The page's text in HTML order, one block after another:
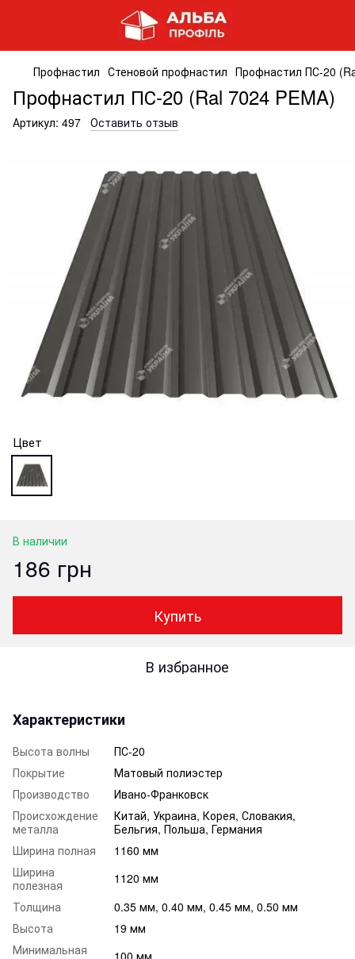
Профнастил Стеновой профнастил Профнастил ПС-20
Профнастил ПС-20 (Ral 7024 PEMA)
Артикул: 497 Оставить отзыв
Цвет
В наличии
186 грн
Купить
В избранное
Характеристики
Высота волны
ПС-20
Покрытие
Матовый полиэстер
Производство
Ивано-Франковск
Происхождение
металла
Китай, Украина, Корея, Словакия,
Бельгия, Польша, Германия
Ширина полная
1160 мм
Ширина
полезная
1120 мм
Толщина
0.35 мм, 0.40 мм, 0.45 мм, 0.50 мм
Высота
19 мм
Минимальная
100 мм